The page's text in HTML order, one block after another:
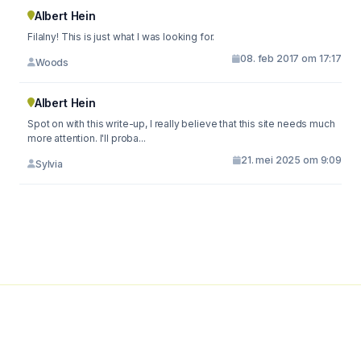
Albert Hein
Filalny! This is just what I was looking for.
Woods 08. feb 2017 om 17:17
Albert Hein
Spot on with this write-up, I really believe that this site needs much
more attention. I'll proba...
Sylvia 21. mei 2025 om 9:09